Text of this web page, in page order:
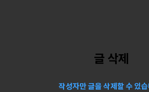
글 삭제
작성자만 글을 삭제할 수 있